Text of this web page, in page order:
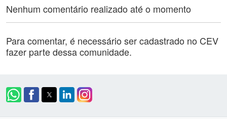
Nenhum comentário realizado até o momento
Para comentar, é necessário ser cadastrado no CEV
fazer parte dessa comunidade.